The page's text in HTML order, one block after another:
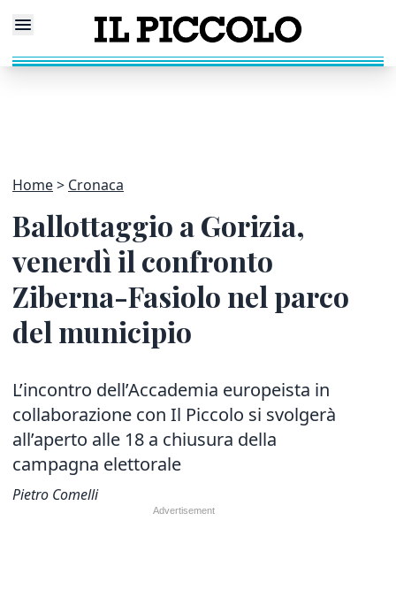
Home Cronaca
Ballottaggio a Gorizia,
venerdì il confronto
Ziberna-Fasiolo nel parco
del municipio
L’incontro dell’Accademia europeista in
collaborazione con Il Piccolo si svolgerà
all’aperto alle 18 a chiusura della
campagna elettorale
Pietro Comelli